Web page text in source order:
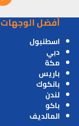
أفضل الوجهات
اسطنبول
دبي
مكة
باريس
بانكوك
لندن
باكو
المالديف